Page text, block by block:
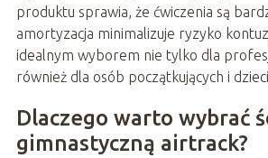
produktu sprawia, że ćwiczenia są
amortyzacja minimalizuje ryzyko
idealnym wyborem nie tylko dla
również dla osób początkujących i
Dlaczego warto wybrać
gimnastyczną airtrack?